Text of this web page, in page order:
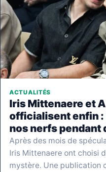
ACTUALITÉS
Iris Mittenaere et
officialisent enfin :
nos nerfs pendant
Après des mois de
Iris Mittenaere ont choisi
mystère. Une publication